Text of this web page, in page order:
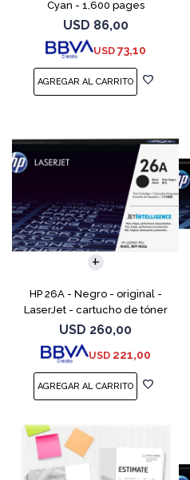
Cyan - 1,600 pages
USD 86,00
USD 73,10
HP 26A - Negro - original -
LaserJet - cartucho de tóner
(CF226A) - para LaserJet Pro
M402, MFP M426
USD 260,00
USD 221,00